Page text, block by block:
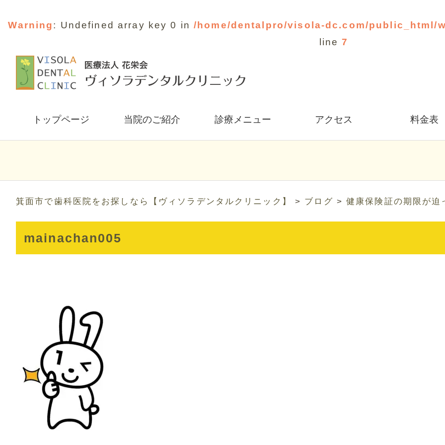
Warning: Undefined array key 0 in /home/dentalpro/visola-dc.com/public_html/
line7
トップページ 当院のご紹介 診療メニュー アクセス 料金表
箕面市で歯科医院をお探しなら【ヴィソラデンタルクリニック】 > ブログ >健康保険証の期限が迫
mainachan005